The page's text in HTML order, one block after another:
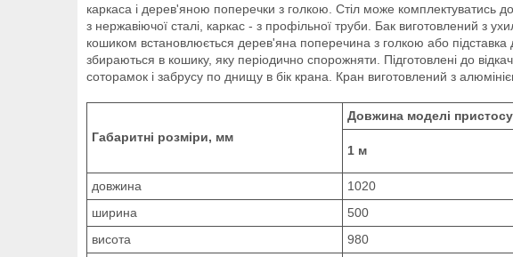
каркаса і дерев'яною поперечки з голкою. Стіл може комплектуватись
з нержавіючої сталі, каркас - з профільної труби. Бак виготовлений з
кошиком встановлюється дерев'яна поперечина з голкою або підставка
збираються в кошику, яку періодично спорожняти. Підготовлені до
соторамок і забрусу по днищу в бік крана. Кран виготовлений з
Габаритні розміри, мм
Довжина моделі
1 м
довжина
1020
ширина
500
висота
980